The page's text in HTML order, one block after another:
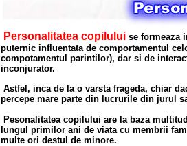
Personalitatea copilului se formeaza
puternic influentata de comportamentul
compotamentul parintilor), dar si de
inconjurator.
Astfel, inca de la o varsta frageda, chiar
percepe mare parte din lucrurile din jurul
Pesonalitatea copilului are la baza
lungul primilor ani de viata cu membrii
multe ori destul de minore.